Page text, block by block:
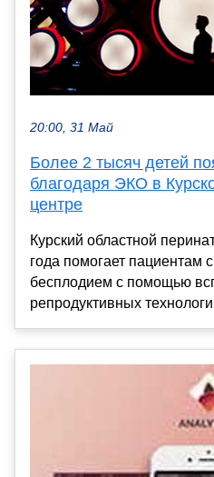
20:00, 31 Май
Более 2 тысяч детей
благодаря ЭКО в
центре
Курский областной
года помогает пациентам
бесплодием с помощью
репродуктивных